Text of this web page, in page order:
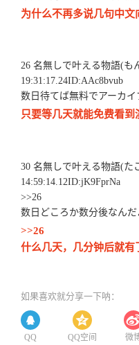
为什么不再多说几句中文
26 名無しで叶える物語(も
19:31:17.24ID:AAc8bvub
数日待てば無料でアーカ
只要等几天就能免费看
30 名無しで叶える物語(た
14:59:14.12ID:jK9FprNa
>>26
数日どころか数分後なんだ
>>26
什么几天，几分钟后就有
如果喜欢就分享一下呐：
QQ QQ空间 微